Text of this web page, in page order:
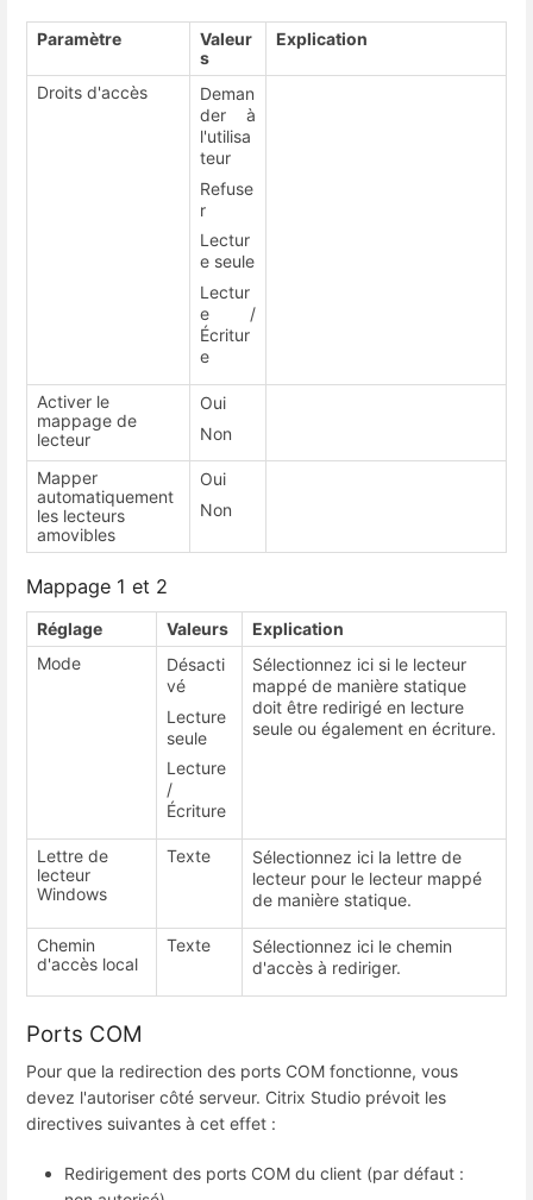
Paramètre
Valeur
s
Explication
Droits d'accès
Deman
der à
l'utilisa
teur
Refuse
r
Lectur
e seule
Lectur
e /
Écritur
e
Activer le
mappage de
lecteur
Oui
Non
Mapper
automatiquement
les lecteurs
amovibles
Oui
Non
Mappage 1 et 2
Réglage Valeurs
Explication
Mode
Désacti
vé
Lecture
seule
Lecture
/
Écriture
Sélectionnez ici si le lecteur
mappé de manière statique
doit être redirigé en lecture
seule ou également en écriture.
Lettre de
lecteur
Windows
Texte
Sélectionnez ici la lettre de
lecteur pour le lecteur mappé
de manière statique.
Chemin
d'accès local
Texte
Sélectionnez ici le chemin
d'accès à rediriger.
Ports COM
Pour que la redirection des ports COM fonctionne, vous
devez l'autoriser côté serveur. Citrix Studio prévoit les
directives suivantes à cet effet :
Redirigement des ports COM du client (par défaut :